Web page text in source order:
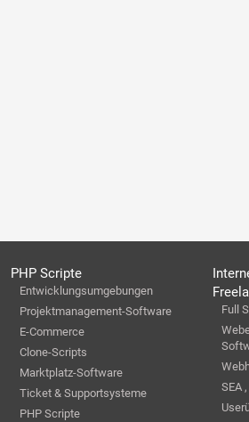
PHP Scripte
Entwicklungsumgebungen
Projektmanagement-Software
E-Commerce
Clone-Scripts
Marktplatz-Software
Ticket & Supportsysteme
PHP Scripte
Full
SEA